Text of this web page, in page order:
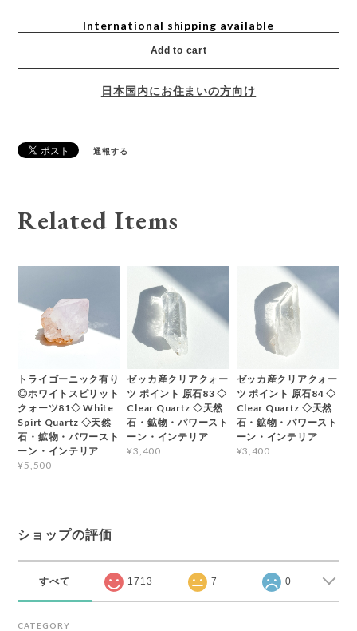
International shipping available
Add to cart
日本国内にお住まいの方向け
通報する
Related Items
トライゴーニック有り
◎ホワイトスピリット
クォーツ81◇ White
Spirt Quartz ◇天然
石・鉱物・パワースト
ーン・インテリア
¥5,500
ゼッカ産クリアクォー
ツ ポイント 原石83 ◇
Clear Quartz ◇天然
石・鉱物・パワースト
ーン・インテリア
¥3,400
ゼッカ産クリアクォー
ツ ポイント 原石84 ◇
Clear Quartz ◇天然
石・鉱物・パワースト
ーン・インテリア
¥3,400
ショップの評価
すべて 1713 7 0
CATEGORY